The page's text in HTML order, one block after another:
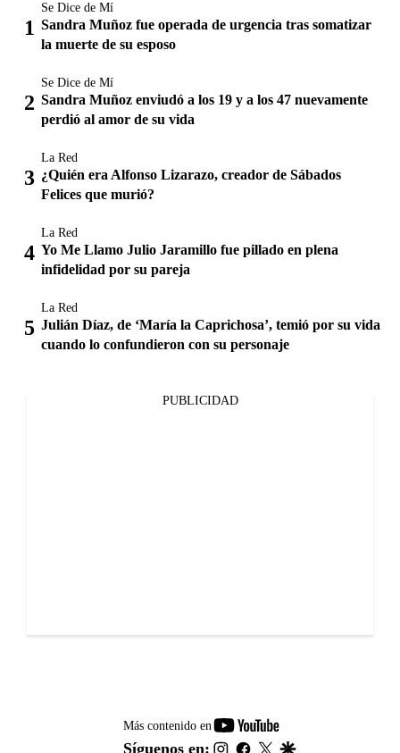
Se Dice de Mí
Sandra Muñoz fue operada de urgencia tras somatizar
la muerte de su esposo
Se Dice de Mí
Sandra Muñoz enviudó a los 19 y a los 47 nuevamente
perdió al amor de su vida
La Red
¿Quién era Alfonso Lizarazo, creador de Sábados
Felices que murió?
La Red
Yo Me Llamo Julio Jaramillo fue pillado en plena
infidelidad por su pareja
La Red
Julián Díaz, de ‘María la Caprichosa’, temió por su vida
cuando lo confundieron con su personaje
PUBLICIDAD
Más contenido en
youtube-
footer
Síguenos en: instagram
facebook
twitter